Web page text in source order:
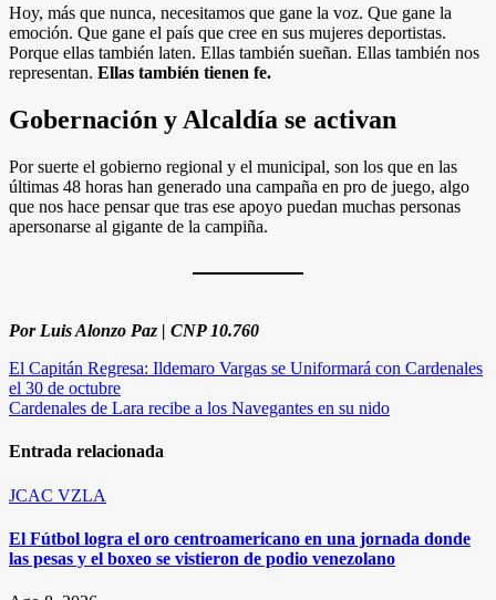
Hoy, más que nunca, necesitamos que gane la voz. Que gane la
emoción. Que gane el país que cree en sus mujeres deportistas.
Porque ellas también laten. Ellas también sueñan. Ellas también nos
representan. Ellas también tienen fe.
Gobernación y Alcaldía se activan
Por suerte el gobierno regional y el municipal, son los que en las
últimas 48 horas han generado una campaña en pro de juego, algo
que nos hace pensar que tras ese apoyo puedan muchas personas
apersonarse al gigante de la campiña.
Por Luis Alonzo Paz | CNP 10.760
Navegación
de
El Capitán Regresa: Ildemaro Vargas se Uniformará con Cardenales
el 30 de octubre
Cardenales de Lara recibe a los Navegantes en su nido
Entrada relacionada
JCAC VZLA
El Fútbol logra el oro centroamericano en una jornada donde
las pesas y el boxeo se vistieron de podio venezolano